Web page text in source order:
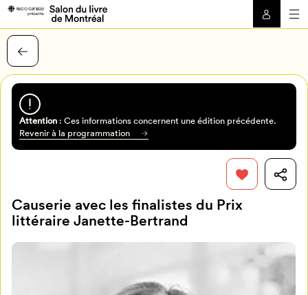
Attention: Ces informations concernent une édition précédente.
Revenir à la programmation
Causerie avec les finalistes du Prix
littéraire Janette-Bertrand